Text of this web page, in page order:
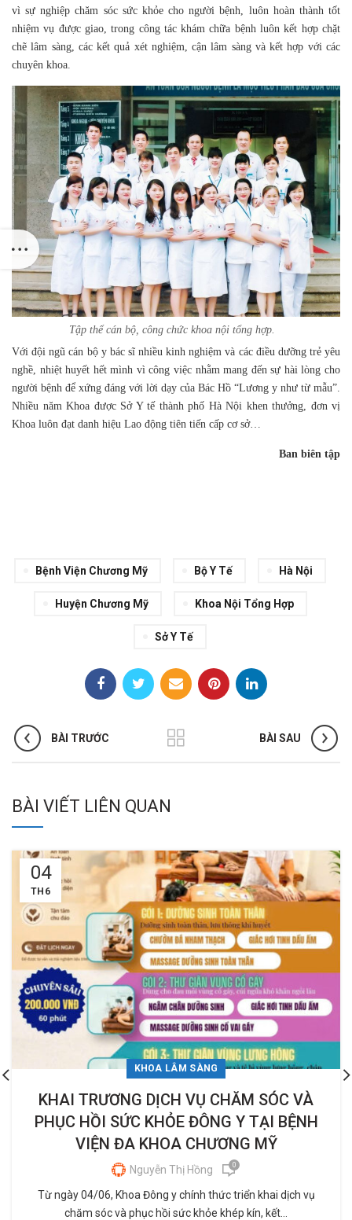
vì sự nghiệp chăm sóc sức khỏe cho người bệnh, luôn hoàn thành tốt
nhiệm vụ được giao, trong công tác khám chữa bệnh luôn kết hợp chặt
chẽ lâm sàng, các kết quả xét nghiệm, cận lâm sàng và kết hợp với các
chuyên khoa.
Tập thể cán bộ, công chức khoa nội tổng hợp.
Với đội ngũ cán bộ y bác sĩ nhiều kinh nghiệm và các điều dưỡng trẻ yêu
nghề, nhiệt huyết hết mình vì công việc nhằm mang đến sự hài lòng cho
người bệnh để xứng đáng với lời dạy của Bác Hồ “Lương y như từ mẫu”.
Nhiều năm Khoa được Sở Y tế thành phố Hà Nội khen thưởng, đơn vị
Khoa luôn đạt danh hiệu Lao động tiên tiến cấp cơ sở…
Ban biên tập
Bệnh Viện Chương Mỹ Bộ Y Tế Hà Nội
Huyện Chương Mỹ Khoa Nội Tổng Hợp
Sở Y Tế
BÀI TRƯỚC BÀI SAU
BÀI VIẾT LIÊN QUAN
04
TH6
KHOA LÂM SÀNG
KHAI TRƯƠNG DỊCH VỤ CHĂM SÓC VÀ
PHỤC HỒI SỨC KHỎE ĐÔNG Y TẠI BỆNH
VIỆN ĐA KHOA CHƯƠNG MỸ
Nguyễn Thị Hồng 0
Từ ngày 04/06, Khoa Đông y chính thức triển khai dịch vụ
chăm sóc và phục hồi sức khỏe khép kín, kết...